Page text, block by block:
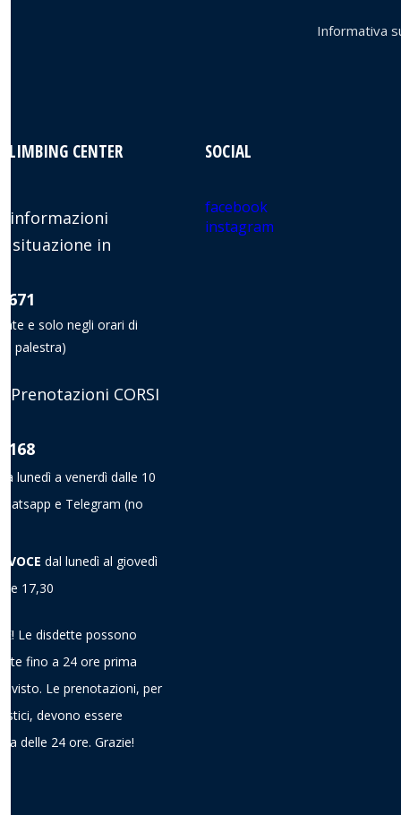
CENTER SOCIAL
informazioni
situazione in
671
e solo negli orari di
palestra)
Prenotazioni CORSI
168
lunedì a venerdì dalle 10
e Telegram (no
VOCE dal lunedì al giovedì
17,30
Le disdette possono
fino a 24 ore prima
Le prenotazioni, per
devono essere
delle 24 ore. Grazie!
facebook
instagram
Informativa